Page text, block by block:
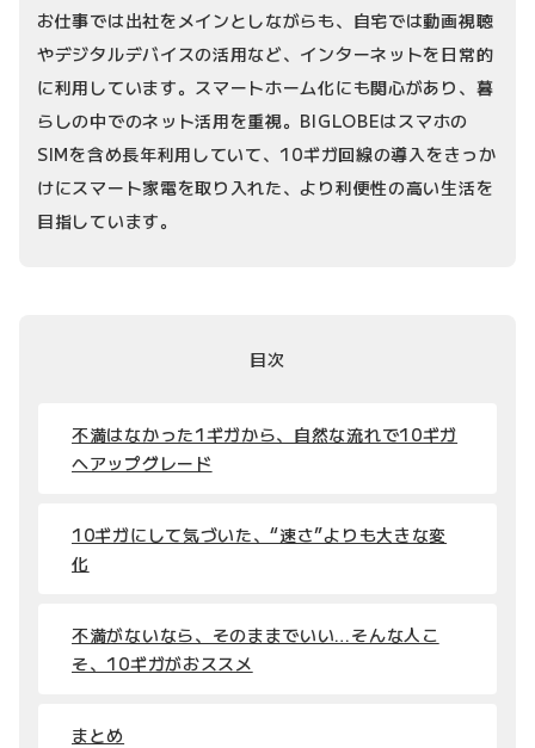
お仕事では出社をメインとしながらも、自宅では動画視聴
やデジタルデバイスの活用など、インターネットを日常的
に利用しています。スマートホーム化にも関心があり、暮
らしの中でのネット活用を重視。BIGLOBEはスマホの
SIMを含め長年利用していて、10ギガ回線の導入をきっか
けにスマート家電を取り入れた、より利便性の高い生活を
目指しています。
目次
不満はなかった1ギガから、自然な流れで10ギガ
へアップグレード
10ギガにして気づいた、“速さ”よりも大きな変
化
不満がないなら、そのままでいい…そんな人こ
そ、10ギガがおススメ
まとめ